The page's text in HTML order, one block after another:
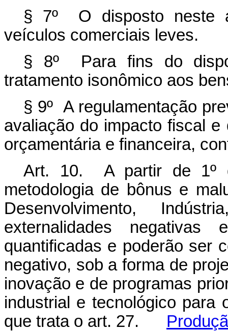
§ 7º O disposto neste
veículos comerciais leves.
§ 8º Para fins do
tratamento isonômico aos
§ 9º A regulamentação
avaliação do impacto fiscal
orçamentária e financeira,
Art. 10. A partir de 1º
metodologia de bônus e
Desenvolvimento,
externalidades
quantificadas e poderão ser
negativo, sob a forma de
inovação e de programas
industrial e tecnológico para
que trata o art. 27.